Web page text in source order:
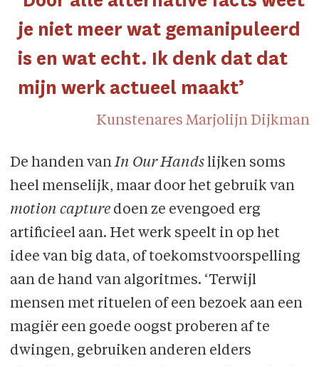
je niet meer wat gemanipuleerd
is en wat echt. Ik denk dat dat
mijn werk actueel maakt’
Kunstenares Marjolijn Dijkman
De handen vanIn Our Handslijken soms
heel menselijk, maar door het gebruik van
motion capture doen ze evengoed erg
artificieel aan. Het werk speelt in op het
idee van big data, of toekomstvoorspelling
aan de hand van algoritmes. ‘Terwijl
mensen met rituelen of een bezoek aan een
magiër een goede oogst proberen af te
dwingen, gebruiken anderen elders